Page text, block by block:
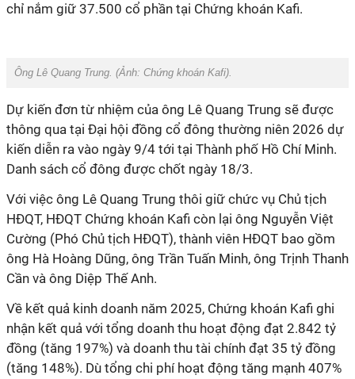
chỉ nắm giữ 37.500 cổ phần tại Chứng khoán Kafi.
Ông Lê Quang Trung. (Ảnh: Chứng khoán Kafi).
Dự kiến đơn từ nhiệm của ông Lê Quang Trung sẽ được
thông qua tại Đại hội đồng cổ đông thường niên 2026 dự
kiến diễn ra vào ngày 9/4 tới tại Thành phố Hồ Chí Minh.
Danh sách cổ đông được chốt ngày 18/3.
Với việc ông Lê Quang Trung thôi giữ chức vụ Chủ tịch
HĐQT, HĐQT Chứng khoán Kafi còn lại ông Nguyễn Việt
Cường (Phó Chủ tịch HĐQT), thành viên HĐQT bao gồm
ông Hà Hoàng Dũng, ông Trần Tuấn Minh, ông Trịnh Thanh
Cần và ông Diệp Thế Anh.
Về kết quả kinh doanh năm 2025, Chứng khoán Kafi ghi
nhận kết quả với tổng doanh thu hoạt động đạt 2.842 tỷ
đồng (tăng 197%) và doanh thu tài chính đạt 35 tỷ đồng
(tăng 148%). Dù tổng chi phí hoạt động tăng mạnh 407%